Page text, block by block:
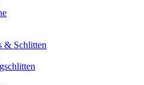
& Schlitten